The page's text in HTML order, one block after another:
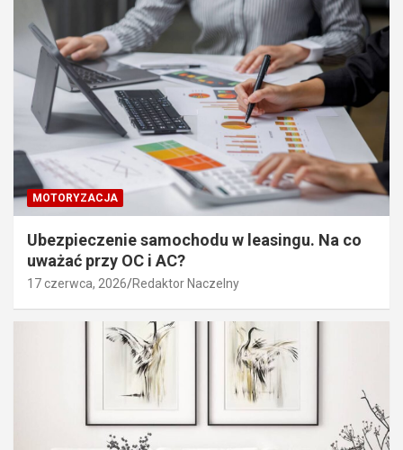
MOTORYZACJA
Ubezpieczenie samochodu w leasingu. Na co
uważać przy OC i AC?
17 czerwca, 2026 Redaktor Naczelny